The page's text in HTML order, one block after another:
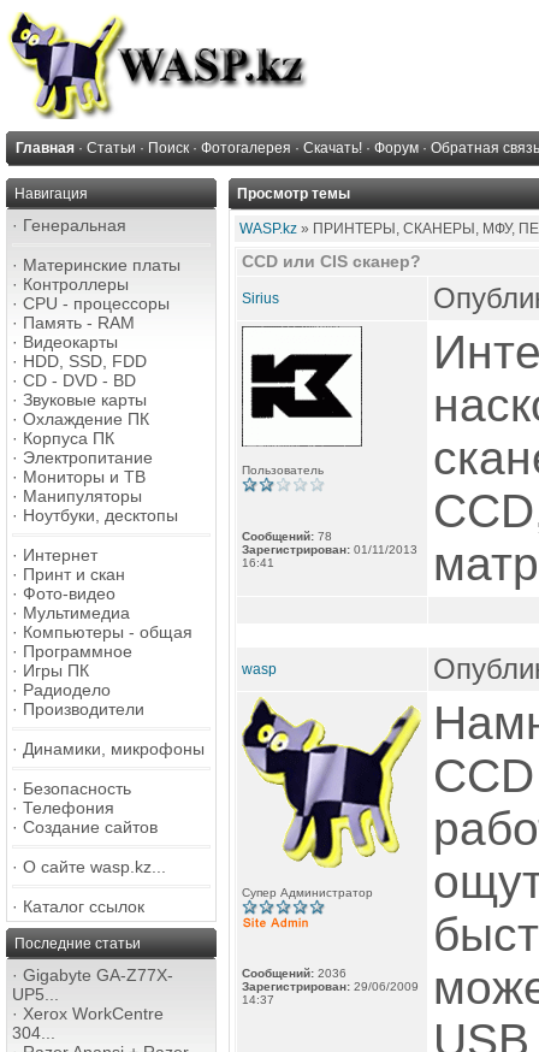
Главная · Статьи · Поиск · Фотогалерея · Скачать! · Форум · Обратная связь
Навигация
· Генеральная
· Материнские платы
· Контроллеры
· CPU - процессоры
· Память - RAM
· Видеокарты
· HDD, SSD, FDD
· CD - DVD - BD
· Звуковые карты
· Охлаждение ПК
· Корпуса ПК
· Электропитание
· Мониторы и ТВ
· Манипуляторы
· Ноутбуки, десктопы
· Интернет
· Принт и скан
· Фото-видео
· Мультимедиа
· Компьютеры - общая
· Программное
· Игры ПК
· Радиодело
· Производители
· Динамики, микрофоны
· Безопасность
· Телефония
· Создание сайтов
· О сайте wasp.kz...
· Каталог ссылок
Последние статьи
· Gigabyte GA-Z77X-
UP5...
· Xerox WorkCentre
304...
Просмотр темы
WASP.kz » ПРИНТЕРЫ, СКАНЕРЫ, МФУ,
CCD или CIS сканер?
Sirius
Пользователь
Сообщений: 78
Зарегистрирован: 01/11/2013
16:41
wasp
Супер Администратор
Сообщений: 2036
Зарегистрирован: 29/06/2009
14:37